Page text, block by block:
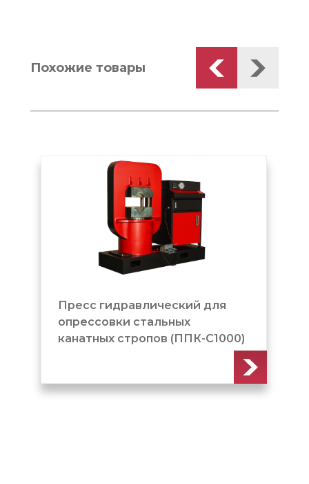
Похожие товары
для
(ППК-С1000)
Пресс гидравлический
опрессовки стальных
канатных стропов